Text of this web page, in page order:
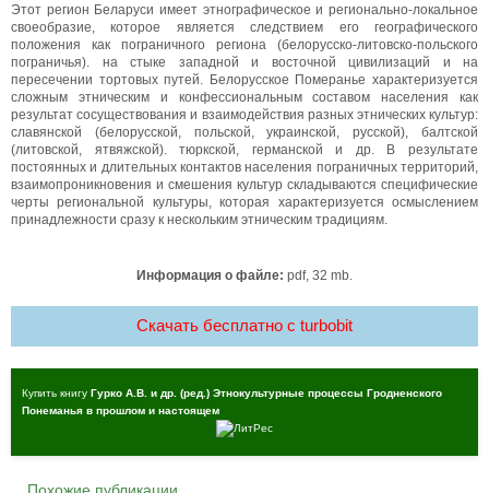
Этот регион Беларуси имеет этнографическое и регионально-локальное
своеобразие, которое является следствием его географического
положения как пограничного региона (белорусско-литовско-польского
пограничья). на стыке западной и восточной цивилизаций и на
пересечении тортовых путей. Белорусское Померанье характеризуется
сложным этническим и конфессиональным составом населения как
результат сосуществования и взаимодействия разных этнических культур:
славянской (белорусской, польской, украинской, русской), балтской
(литовской, ятвяжской). тюркской, германской и др. В результате
постоянных и длительных контактов населения пограничных территорий,
взаимопроникновения и смешения культур складываются специфические
черты региональной культуры, которая характеризуется осмыслением
принадлежности сразу к нескольким этническим традициям.
Информация о файле: pdf, 32 mb.
Скачать бесплатно c turbobit
Купить книгу Гурко А.В. и др. (ред.) Этнокультурные процессы Гродненского
Понеманья в прошлом и настоящем